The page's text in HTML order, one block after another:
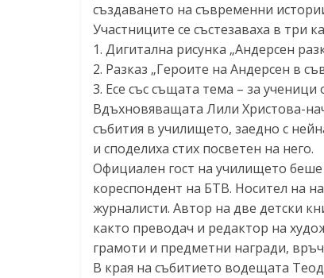
създаването на съвременни
Участниците се състезаваха в три
1. Дигитална рисунка „Андерсен
2. Разказ „Героите на Андерсен в
3. Есе със същата тема – за ученици
Вдъхновяващата Лили Христова-
събития в училището, заедно с
и споделиха стих посветен на него.
Официален гост на училището
кореспондент на БТВ. Носител на
журналисти. Автор на две детски
както преводач и редактор на
грамоти и предметни награди,
В края на събитието водещата